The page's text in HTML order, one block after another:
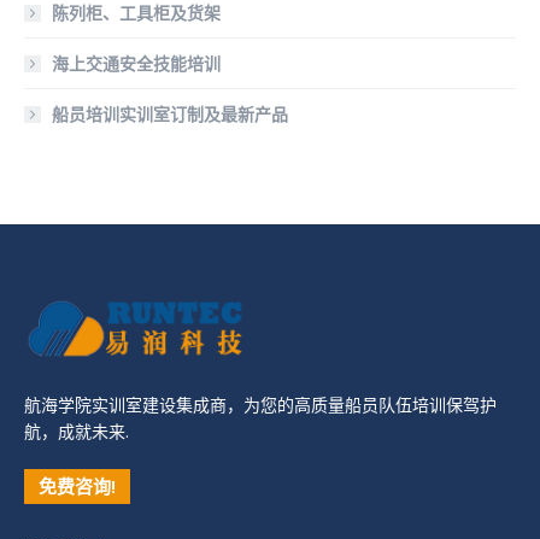
陈列柜、工具柜及货架
海上交通安全技能培训
船员培训实训室订制及最新产品
航海学院实训室建设集成商，为您的高质量船员队伍培训保驾护
航，成就未来.
免费咨询!